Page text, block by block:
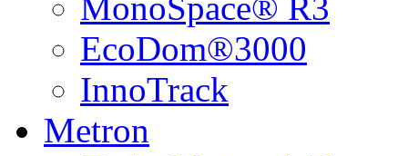
EcoDom®3000
InnoTrack
Metron